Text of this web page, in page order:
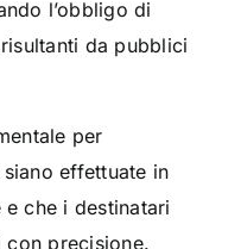
l’obbligo di
da pubblici
per
effettuate in
che i destinatari
con precisione.